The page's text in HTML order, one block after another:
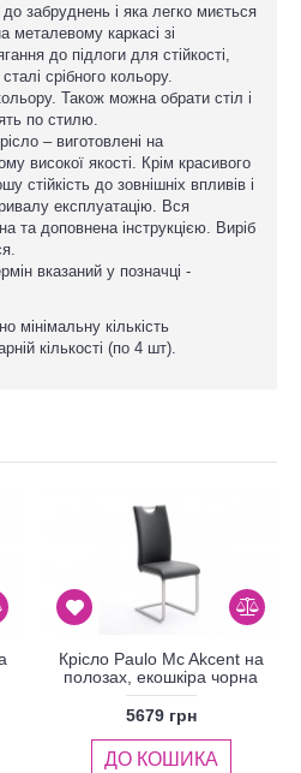
забруднень і яка легко миється
металевому каркасі зі
до підлоги для стійкості,
срібного кольору.
Також можна обрати стіл і
по стилю.
– виготовлені на
високої якості. Крім красивого
стійкість до зовнішніх впливів і
експлуатацію. Вся
та доповнена інструкцією. Виріб
вказаний у позначці -
мінімальну кількість
кількості (по 4 шт).
Крісло Paulo Mc Akcent на
полозах, екошкіра чорна
5679 грн
ДО КОШИКА